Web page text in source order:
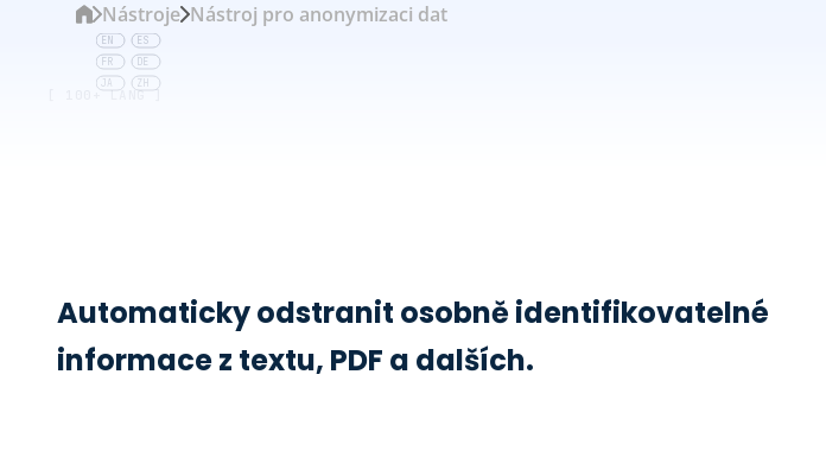
[ 100+ LANG ]
EN
ES
FR
DE
JA
ZH
Nástroje Nástroj pro anonymizaci dat
Automaticky odstranit osobně identifikovatelné
informace z textu, PDF a dalších.